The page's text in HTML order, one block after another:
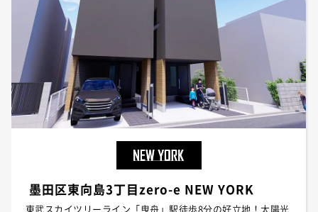
墨田区東向島3丁目zero-e NEW YORK
東武スカイツリーライン「曳舟」駅徒歩8分の好立地！太陽光